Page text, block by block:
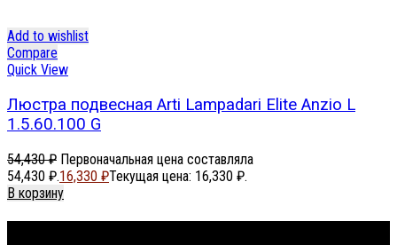
Add to wishlist
Compare
Quick View
Люстра подвесная Arti Lampadari Elite Anzio L
1.5.60.100 G
54,430₽ Первоначальная цена составляла
54,430 ₽.16,330 ₽Текущая цена: 16,330 ₽.
В корзину